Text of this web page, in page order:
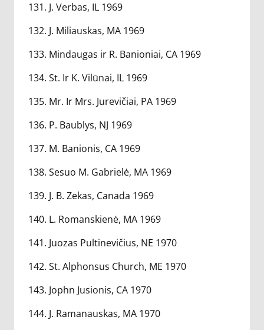
131. J. Verbas, IL 1969
132. J. Miliauskas, MA 1969
133. Mindaugas ir R. Banioniai, CA 1969
134. St. Ir K. Vilūnai, IL 1969
135. Mr. Ir Mrs. Jurevičiai, PA 1969
136. P. Baublys, NJ 1969
137. M. Banionis, CA 1969
138. Sesuo M. Gabrielė, MA 1969
139. J. B. Zekas, Canada 1969
140. L. Romanskienė, MA 1969
141. Juozas Pultinevičius, NE 1970
142. St. Alphonsus Church, ME 1970
143. Jophn Jusionis, CA 1970
144. J. Ramanauskas, MA 1970